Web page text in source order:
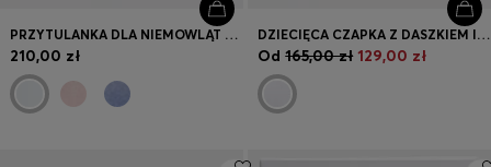
PRZYTULANKA DLA NIEMOWLĄT ZE SZTUCZNEGO FUTERKA OZDOBIONA WYSZYWANYMI LOGO
210,00 zł
DZIECIĘCA CZAPKA Z DASZKIEM I LOGO Z BAWEŁNY I SIATECZKI
Od 165,00 zł 129,00 zł